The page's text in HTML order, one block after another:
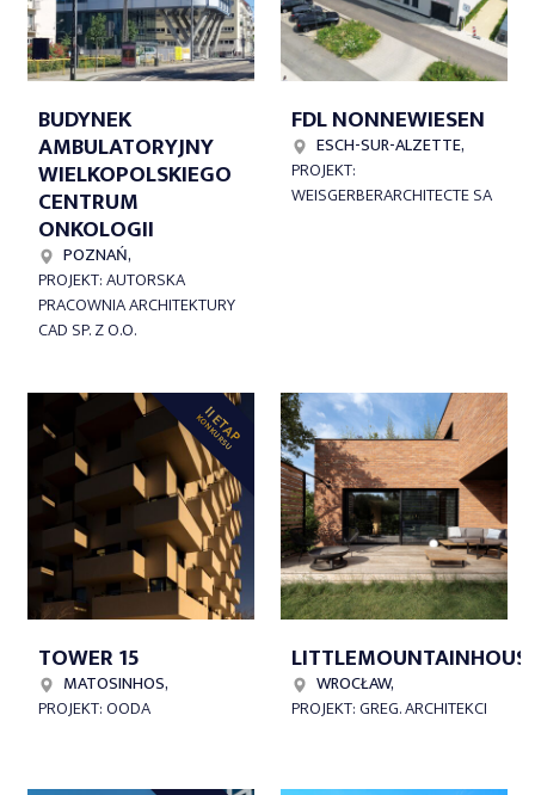
BUDYNEK
AMBULATORYJNY
WIELKOPOLSKIEGO
CENTRUM
ONKOLOGII
POZNAŃ,
PROJEKT: AUTORSKA
PRACOWNIA ARCHITEKTURY
CAD SP. Z O.O.
FDL NONNEWIESEN
ESCH-SUR-ALZETTE,
PROJEKT:
WEISGERBERARCHITECTE SA
II ETAP
KONKURSU
TOWER 15
MATOSINHOS,
PROJEKT: OODA
WROCŁAW,
PROJEKT: GREG. ARCHITEKCI